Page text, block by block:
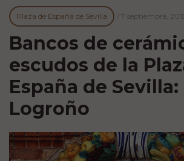
Plaza de España de Sevilla / 7 septiembre,
Bancos de
escudos de la
España de Sevilla:
Logroño